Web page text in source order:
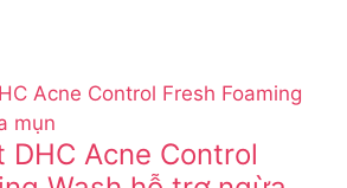
DHC Acne Control